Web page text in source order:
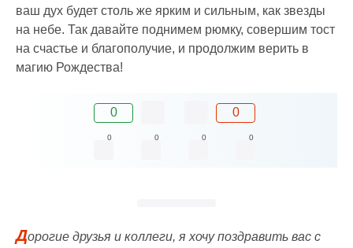
ваш дух будет столь же ярким и сильным, как звезды
на небе. Так давайте поднимем рюмку, совершим тост
на счастье и благополучие, и продолжим верить в
магию Рождества!
0 0
0 0 0 0
Дорогие друзья и коллеги, я хочу поздравить вас с